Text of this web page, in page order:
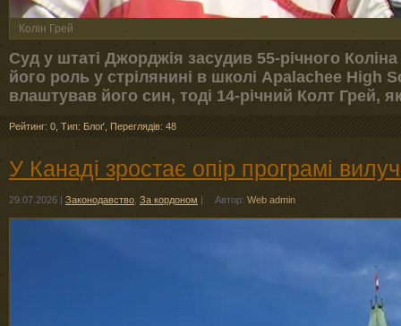
Колін Грей
Суд у штаті Джорджія засудив 55-річного
його роль у стрілянині в школі Apalachee High
влаштував його син, тоді 14-річний Колт Грей,
Рейтинг: 0 Тип: Блоґ Переглядів: 48
У Канаді зростає опір програмі
29.07.2026 | Законодавство За кордоном | Автор: Web admin